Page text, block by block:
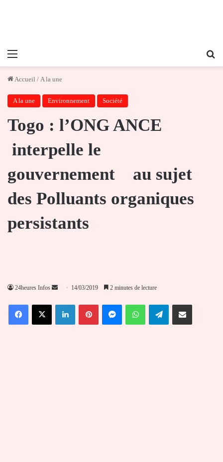
Menu
Accueil / A la une
A la une Environnement Société
Togo : l’ONG ANCE
interpelle le
gouvernement au sujet
des Polluants organiques
persistants
24heures Infos
Envoyer
courriel
14/03/2019 2 minutes de lecture
FacebookX LinkedinPinterestMessengerWhatsAppTelegramPartager par email